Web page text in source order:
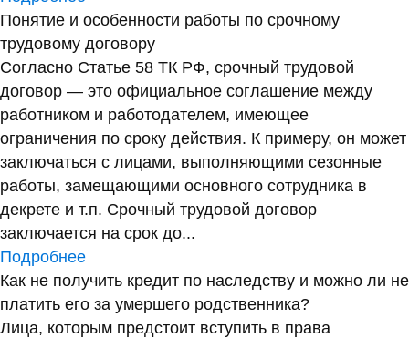
Понятие и особенности работы по срочному
трудовому договору
Согласно Статье 58 ТК РФ, срочный трудовой
договор — это официальное соглашение между
работником и работодателем, имеющее
ограничения по сроку действия. К примеру, он может
заключаться с лицами, выполняющими сезонные
работы, замещающими основного сотрудника в
декрете и т.п. Срочный трудовой договор
заключается на срок до...
Подробнее
Как не получить кредит по наследству и можно ли не
платить его за умершего родственника?
Лица, которым предстоит вступить в права